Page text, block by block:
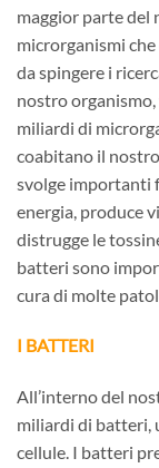
maggior parte del
microrganismi
da spingere i
nostro
miliardi di
coabitano il
svolge importanti
energia, produce
distrugge le
batteri sono
cura di molte
I BATTERI
All’interno del
miliardi di batteri,
cellule. I batteri